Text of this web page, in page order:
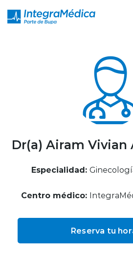
Especialidades y Servicios
Telemedicina Blua
Planes y Convenios
Dr(a) Airam Vivian
Especialidad:
Centro médico:
Reserva tu